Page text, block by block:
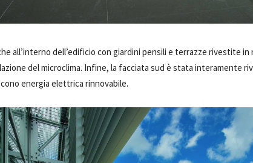
all’interno dell’edificio con giardini pensili e terrazze rivestite in
del microclima. Infine, la facciata sud è stata interamente
energia elettrica rinnovabile.